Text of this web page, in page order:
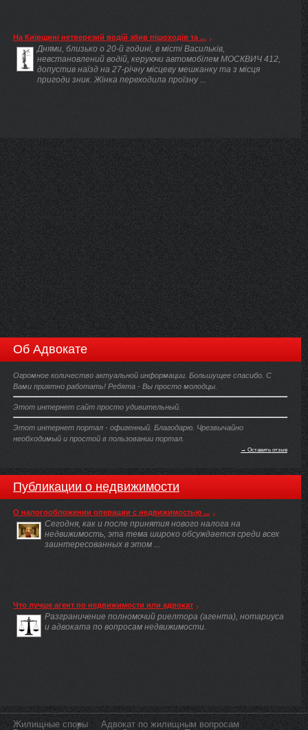
На Київщині нетверезий водій збив пішоходів та ...
Днями, близько о 20-й годині, в місті Васильків,
невстановлений водій, керуючи автомобілем МОСКВИЧ 412,
допустив наїзд на 27-річну місцеву мешканку та з місця
пригоди зник. Жінка переходила проїзну ...
Об Адвокате
Огромное количество актуальной информации. Большущее спасибо. С
Вами приятно работать! Ребята - Вы просто молодцы.
Этот интернет сайт просто удивительный.
Этот интернет портал - офигенный. Благодарю. Чрезвычайно
необходимый и простой в пользовании портал.
→ Оставить отзыв
Публикации о недвижимости
О налогообложении операции с недвижимостью ...
Сегодня, как и после принятия нового налога на
недвижимость, эта тема широко обсуждается среди всех
заинтересованных в этом ...
Что лучше агент по недвижимости или адвокат
Разграничение полномочий риелтора (агента), нотариуса
и адвоката по вопросам недвижимости.
Жилищные споры
Адвокат по жилищным вопросам